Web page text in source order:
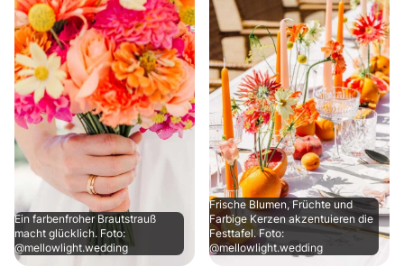
Ein farbenfroher Brautstrauß
macht glücklich. Foto:
@mellowlight.wedding
Frische Blumen, Früchte und
Farbige Kerzen akzentuieren die
Festtafel. Foto:
@mellowlight.wedding